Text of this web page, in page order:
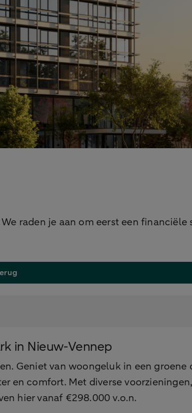
raden je aan om eerst een financiële
in Nieuw-Vennep
Geniet van woongeluk in een groene
en comfort. Met diverse
hier vanaf €298.000 v.o.n.